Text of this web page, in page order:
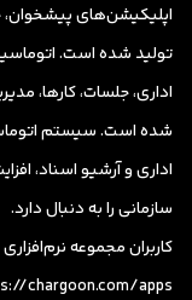
اپلیکیشن‌های پیشخوان،
تولید شده است.
اداری، جلسات،‌ کارها،
شده‌ است. سیستم
اداری و آرشیو اسناد،
سازمانی را به دنبال دارد.
کاربران مجموعه